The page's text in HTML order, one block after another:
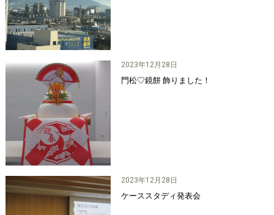
2023年12月28日
門松♡鏡餅 飾りました！
2023年12月28日
ケーススタディ発表会